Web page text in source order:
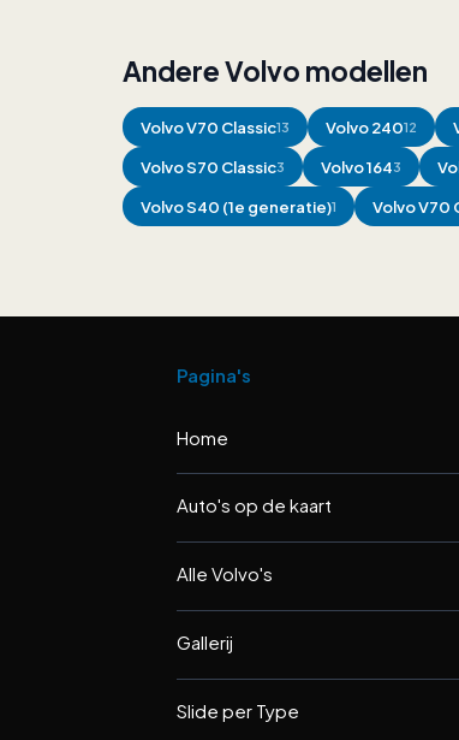
Andere Volvo modellen
VolvoV70 Classic13 Volvo24012
VolvoS70 Classic3 Volvo1643
VolvoS40 (1e generatie)1 VolvoV70
Pagina's
Home
Auto's op de kaart
Alle Volvo's
Gallerij
Slide per Type